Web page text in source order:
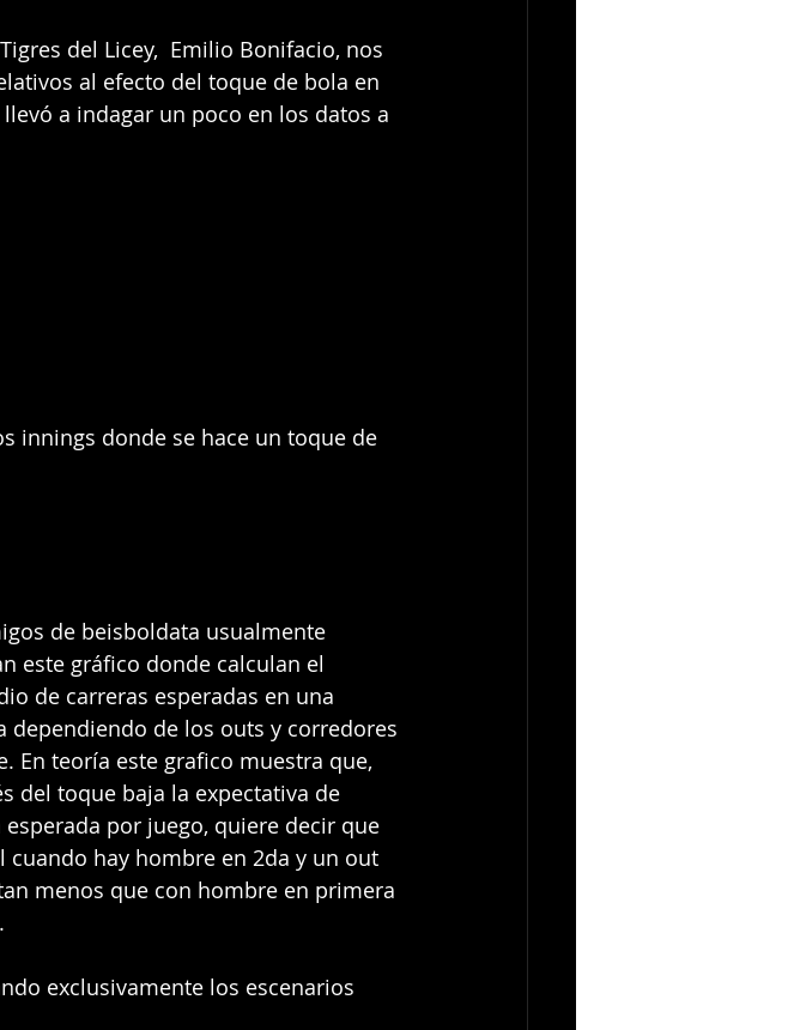
del Licey,  Emilio Bonifacio, nos
al efecto del toque de bola en
a indagar un poco en los datos a
innings donde se hace un toque de
de beisboldata usualmente
este gráfico donde calculan el
de carreras esperadas en una
dependiendo de los outs y corredores
En teoría este grafico muestra que,
del toque baja la expectativa de
esperada por juego, quiere decir que
cuando hay hombre en 2da y un out
menos que con hombre en primera
exclusivamente los escenarios